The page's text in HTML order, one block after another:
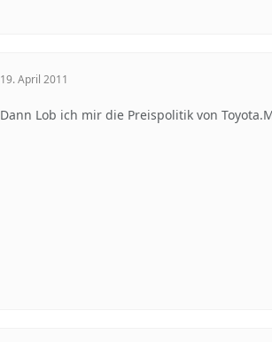
19. April 2011
Dann Lob ich mir die Preispolitik von